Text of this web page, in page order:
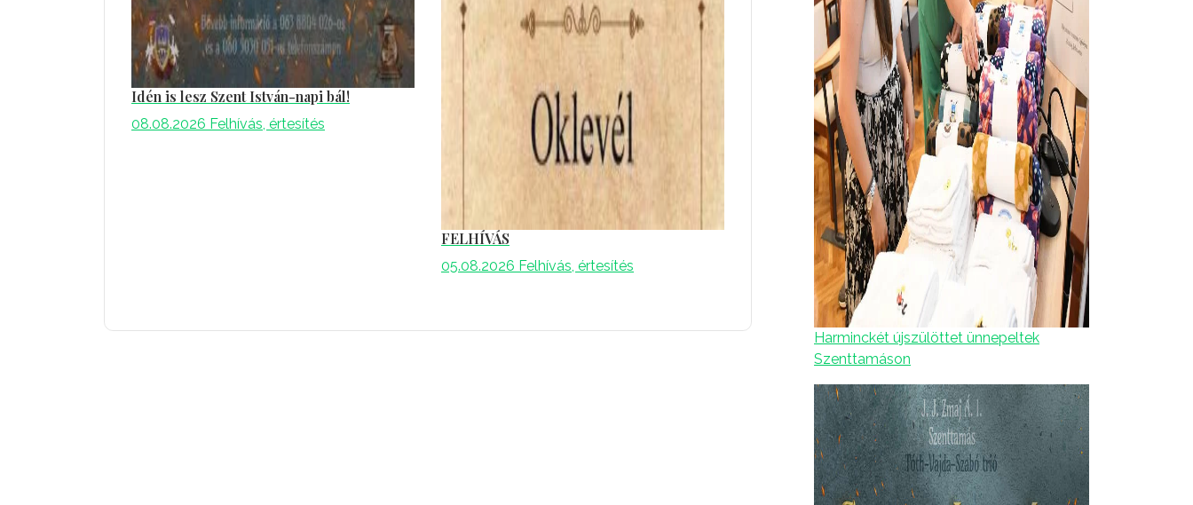
Idén is lesz Szent István-napi bál!
08.08.2026 Felhívás, értesítés
FELHÍVÁS
05.08.2026 Felhívás, értesítés
Harminckét újszülöttet ünnepeltek
Szenttamáson